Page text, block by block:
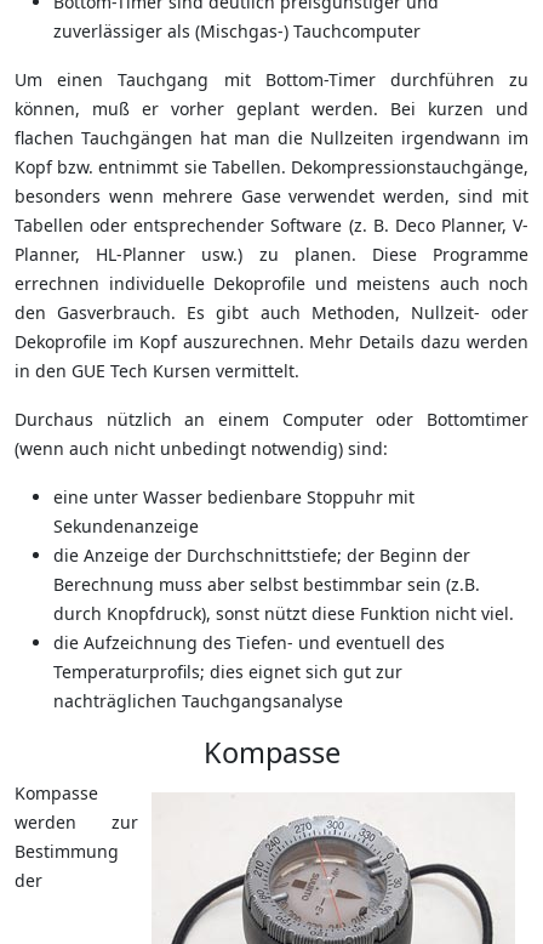
zuverlässiger als (Mischgas-) Tauchcomputer
Um einen Tauchgang mit Bottom-Timer durchführen zu
können, muß er vorher geplant werden. Bei kurzen und
flachen Tauchgängen hat man die Nullzeiten irgendwann im
Kopf bzw. entnimmt sie Tabellen. Dekompressionstauchgänge,
besonders wenn mehrere Gase verwendet werden, sind mit
Tabellen oder entsprechender Software (z. B. Deco Planner, V-
Planner, HL-Planner usw.) zu planen. Diese Programme
errechnen individuelle Dekoprofile und meistens auch noch
den Gasverbrauch. Es gibt auch Methoden, Nullzeit- oder
Dekoprofile im Kopf auszurechnen. Mehr Details dazu werden
in den GUE Tech Kursen vermittelt.
Durchaus nützlich an einem Computer oder Bottomtimer
(wenn auch nicht unbedingt notwendig) sind:
eine unter Wasser bedienbare Stoppuhr mit
Sekundenanzeige
die Anzeige der Durchschnittstiefe; der Beginn der
Berechnung muss aber selbst bestimmbar sein (z.B.
durch Knopfdruck), sonst nützt diese Funktion nicht viel.
die Aufzeichnung des Tiefen- und eventuell des
Temperaturprofils; dies eignet sich gut zur
nachträglichen Tauchgangsanalyse
Kompasse
Kompasse
werden zur
Bestimmung
der